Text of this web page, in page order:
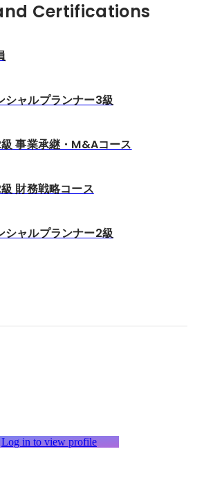
Certifications
シャルプランナー3級
事業承継・M&Aコース
財務戦略コース
シャルプランナー2級
Log in to view profile